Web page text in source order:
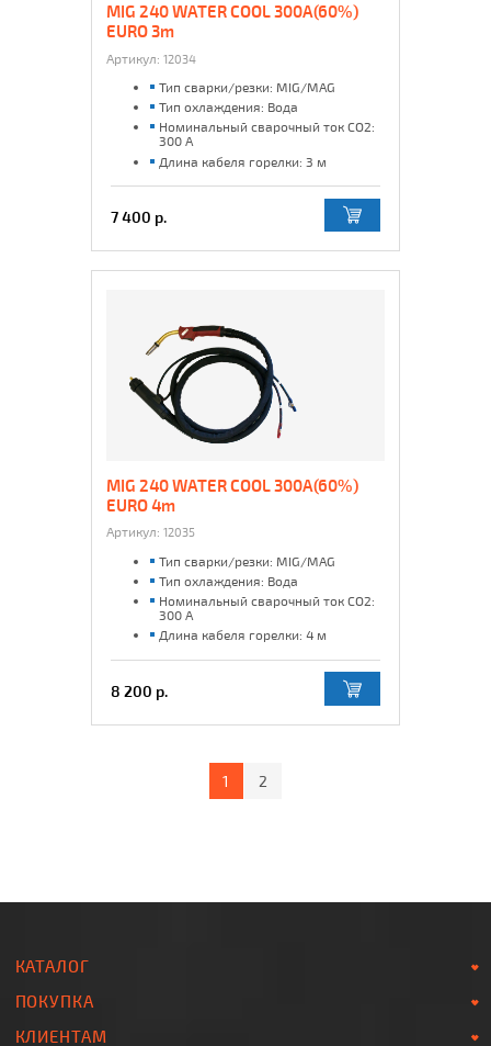
MIG 240 WATER COOL 300A(60%)
EURO 3m
Артикул: 12034
Тип сварки/резки: MIG/MAG
Тип охлаждения: Вода
Номинальный сварочный ток CO2:
300 А
Длина кабеля горелки: 3 м
7 400 р.
MIG 240 WATER COOL 300A(60%)
EURO 4m
Артикул: 12035
Тип сварки/резки: MIG/MAG
Тип охлаждения: Вода
Номинальный сварочный ток CO2:
300 А
Длина кабеля горелки: 4 м
8 200 р.
1 2
КАТАЛОГ
ПОКУПКА
КЛИЕНТАМ